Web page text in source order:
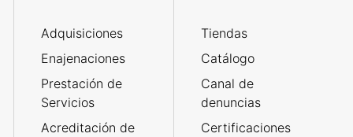
Adquisiciones
Enajenaciones
Prestación de
Servicios
Acreditación de
Tiendas
Catálogo
Canal de
denuncias
Certificaciones